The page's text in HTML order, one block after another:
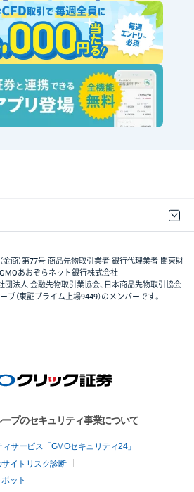
ムページ
商）第77号 商品先物取引業者 銀行代理業者 関東財
GMOあおぞらネット銀行株式会社
団法人 金融先物取引業協会、日本商品先物取引協会
（東証プライム上場9449）のメンバーです。
プのセキュリティ事業について
サービス「GMOセキュリティ24」
サイトリスク診断
ット